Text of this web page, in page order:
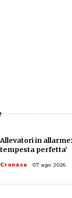
Allevatori in allarme:
tempesta perfetta’
Cronaca 07 ago 2026